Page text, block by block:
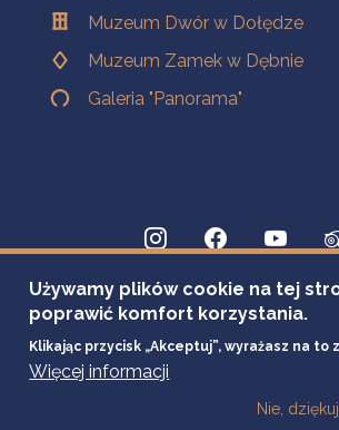
Muzeum Dwór w Dołędze
Muzeum Zamek w Dębnie
Galeria "Panorama"
Używamy plików cookie na tej
poprawić komfort korzystania.
Klikając przycisk „Akceptuj”, wyrażasz na to
Więcej informacji
Nie,